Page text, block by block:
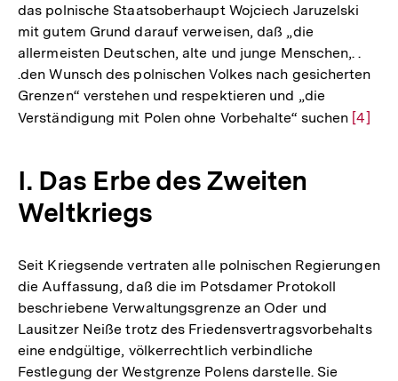
das polnische Staatsoberhaupt Wojciech Jaruzelski
mit gutem Grund darauf verweisen, daß „die
allermeisten Deutschen, alte und junge Menschen,. .
.den Wunsch des polnischen Volkes nach gesicherten
Grenzen“ verstehen und respektieren und „die
Verständigung mit Polen ohne Vorbehalte“ suchen Zur
[4]
I. Das Erbe des Zweiten
Weltkriegs
Seit Kriegsende vertraten alle polnischen Regierungen
die Auffassung, daß die im Potsdamer Protokoll
beschriebene Verwaltungsgrenze an Oder und
Lausitzer Neiße trotz des Friedensvertragsvorbehalts
eine endgültige, völkerrechtlich verbindliche
Festlegung der Westgrenze Polens darstelle. Sie